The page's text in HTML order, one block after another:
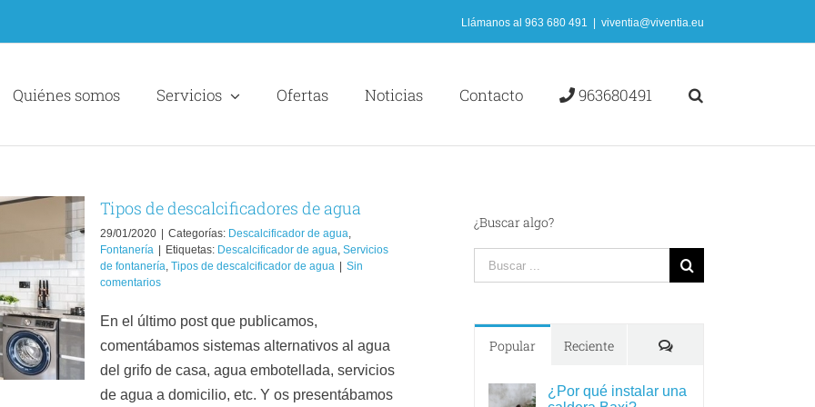
Llámanos al 963 680 491 viventia@viventia.eu
Quiénes somos Servicios Ofertas Noticias Contacto 963680491
Tipos de descalcificadores de agua
29/01/2020 Categorías: Descalcificador de agua,
Fontanería
Etiquetas: Descalcificador de agua, Servicios
de fontanería, Tipos de descalcificador de agua
Sin
comentarios
En el último post que publicamos,
comentábamos sistemas alternativos al agua
del grifo de casa, agua embotellada, servicios
de agua a domicilio, etc. Y os presentábamos
¿Buscar algo?
Search
for:
Popular Reciente Comments
¿Por qué instalar una